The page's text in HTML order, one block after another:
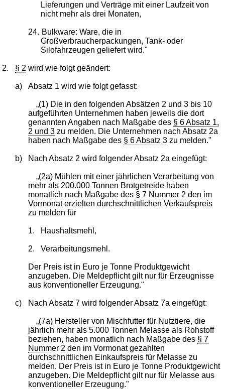
Lieferungen und Verträge mit einer Laufzeit von
nicht mehr als drei Monaten,
24. Bulkware: Ware, die in
Großverbraucherpackungen, Tank- oder
Silofahrzeugen geliefert wird."
2. § 2 wird wie folgt geändert:
a) Absatz 1 wird wie folgt gefasst:
„(1) Die in den folgenden Absätzen 2 und 3 bis 10
aufgeführten Unternehmen haben jeweils die dort
genannten Angaben nach Maßgabe des § 6 Absatz 1,
2 und 3zu melden. Die Unternehmen nach Absatz 2a
haben nach Maßgabe des § 6 Absatz 3zu melden."
b) Nach Absatz 2 wird folgender Absatz 2a eingefügt:
„(2a) Mühlen mit einer jährlichen Verarbeitung von
mehr als 200.000 Tonnen Brotgetreide haben
monatlich nach Maßgabe des § 7 Nummer 2 den im
Vormonat erzielten durchschnittlichen Verkaufspreis
zu melden für
1. Haushaltsmehl,
2. Verarbeitungsmehl.
Der Preis ist in Euro je Tonne Produktgewicht
anzugeben. Die Meldepflicht gilt nur für Erzeugnisse
aus konventioneller Erzeugung."
c) Nach Absatz 7 wird folgender Absatz 7a eingefügt:
„(7a) Hersteller von Mischfutter für Nutztiere, die
jährlich mehr als 5.000 Tonnen Melasse als Rohstoff
beziehen, haben monatlich nach Maßgabe des § 7
Nummer 2 den im Vormonat gezahlten
durchschnittlichen Einkaufspreis für Melasse zu
melden. Der Preis ist in Euro je Tonne Produktgewicht
anzugeben. Die Meldepflicht gilt nur für Melasse aus
konventioneller Erzeugung."